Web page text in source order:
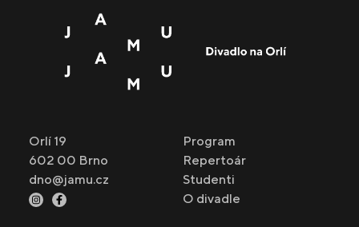
Orlí 19
602 00 Brno
dno@jamu.cz
Program
Repertoár
Studenti
O divadle